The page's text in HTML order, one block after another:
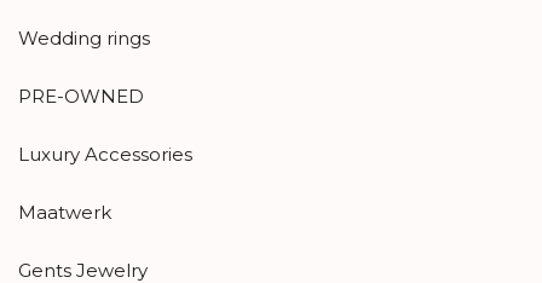
Wedding rings
PRE-OWNED
Luxury Accessories
Maatwerk
Gents Jewelry